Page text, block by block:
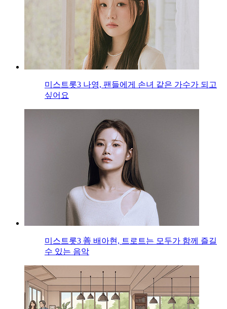
미스트롯3 나영, 팬들에게 손녀 같은 가수가 되고
싶어요
미스트롯3 善 배아현, 트로트는 모두가 함께 즐길
수 있는 음악